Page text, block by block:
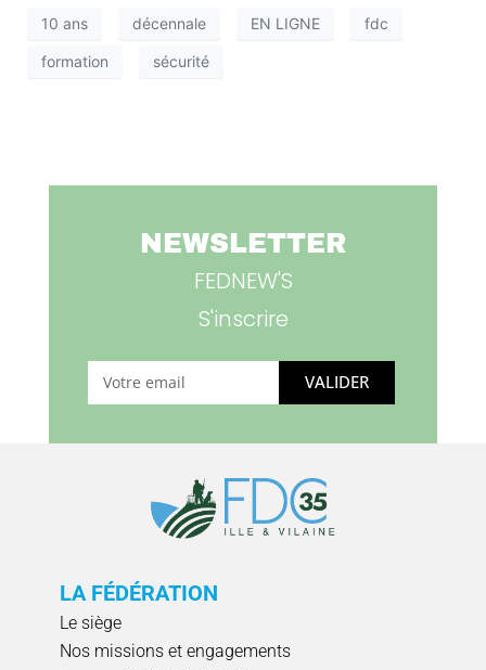
10 ans décennale EN LIGNE fdc
formation sécurité
NEWSLETTER
FEDNEW'S
S'inscrire
VALIDER
LA FÉDÉRATION
Le siège
Nos missions et engagements